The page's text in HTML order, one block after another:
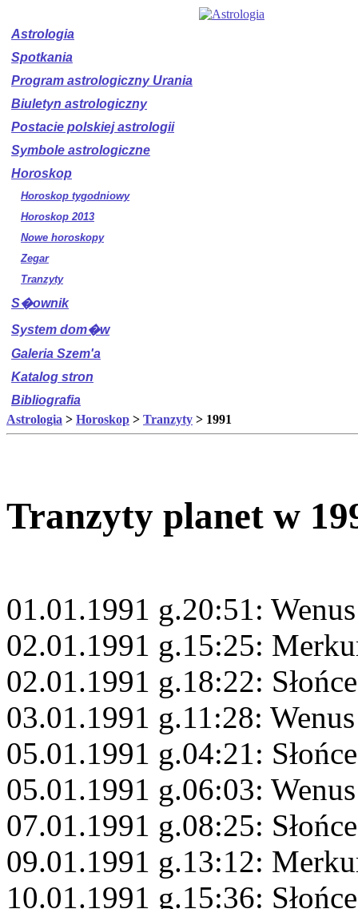
Astrologia
Spotkania
Program astrologiczny Urania
Biuletyn astrologiczny
Postacie polskiej astrologii
Symbole astrologiczne
Horoskop
Horoskop tygodniowy
Horoskop 2013
Nowe horoskopy
Zegar
Tranzyty
S�ownik
System dom�w
Galeria Szem'a
Katalog stron
Bibliografia
Astrologia > Horoskop > Tranzyty > 1991
Tranzyty planet w
01.01.1991 g.20:51:
02.01.1991 g.15:25:
02.01.1991 g.18:22:
03.01.1991 g.11:28:
05.01.1991 g.04:21:
05.01.1991 g.06:03:
07.01.1991 g.08:25:
09.01.1991 g.13:12:
10.01.1991 g.15:36: